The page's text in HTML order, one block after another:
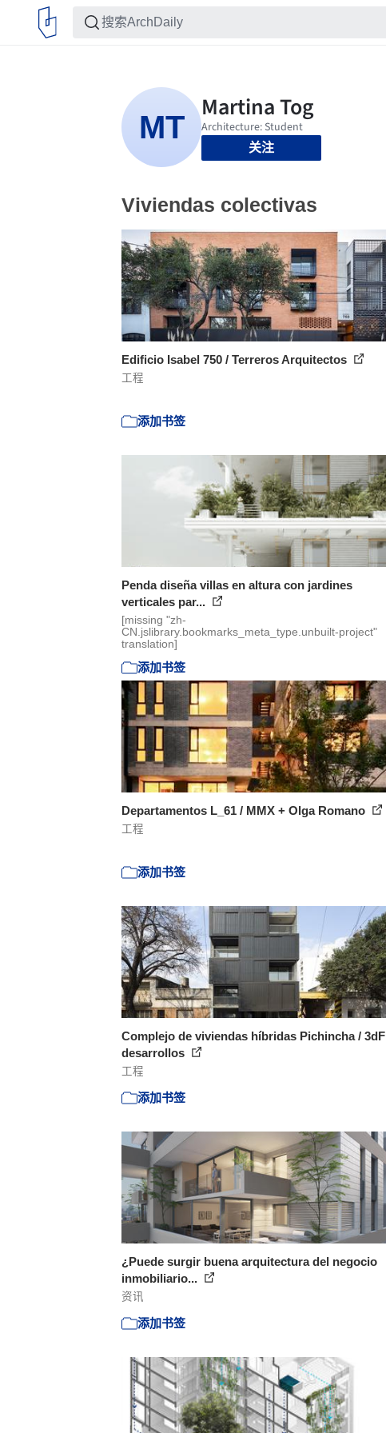
关注
Viviendas colectivas
Edificio Isabel 750 / Terreros Arquitectos
工程
添加书签
Penda diseña villas en altura con jardines
verticales par...
[missing "zh-
CN.jslibrary.bookmarks_meta_type.unbuilt-project"
translation]
添加书签
Departamentos L_61 / MMX + Olga Romano
工程
添加书签
Complejo de viviendas híbridas Pichincha / 3dF
desarrollos
工程
添加书签
¿Puede surgir buena arquitectura del negocio
inmobiliario...
资讯
添加书签